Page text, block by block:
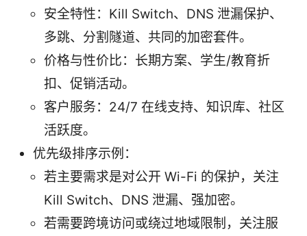
安全特性：Kill Switch、DNS 泄漏保护、
多跳、分割隧道、共同的加密套件。
价格与性价比：长期方案、学生/教育折
扣、促销活动。
客户服务：24/7 在线支持、知识库、社区
活跃度。
优先级排序示例：
若主要需求是对公开 Wi-Fi 的保护，关注
Kill Switch、DNS 泄漏、强加密。
若需要跨境访问或绕过地域限制，关注服